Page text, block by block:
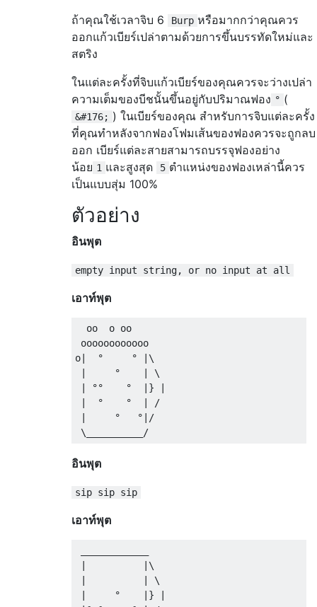
ถ้าคุณใช้เวลาจิบ 6
Burp หรือมากกว่าคุณควร
ออกแก้วเบียร์เปล่าตามด้วยการขึ้นบรรทัดใหม่และ
สตริง
ในแต่ละครั้งที่จิบแก้วเบียร์ของคุณควรจะว่างเปล่า
ความเต็มของบีชนั้นขึ้นอยู่กับปริมาณฟอง ° (
&#176; ) ในเบียร์ของคุณ สำหรับการจิบแต่ละครั้ง
ที่คุณทำหลังจากฟองโฟมเส้นของฟองควรจะถูกลบ
ออก เบียร์แต่ละสายสามารถบรรจุฟองอย่าง
น้อย 1 และสูงสุด 5 ตำแหน่งของฟองเหล่านี้ควร
เป็นแบบสุ่ม 100%
ตัวอย่าง
อินพุต
empty input string, or no input at all
เอาท์พุต
  oo  o oo
oooooooooooo
o|  °     ° |\
|     °    | \
| °°    °  |} |
|  °    °  | /
|     °   °|/
อินพุต
sip sip sip
เอาท์พุต
|          |\
|          | \
|     °    |} |